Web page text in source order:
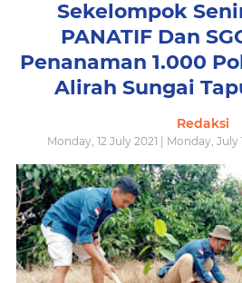
Sekelompok
PANATIF Dan
Penanaman 1.000
Alirah Sungai
Redaksi
Monday, 12 July 2021 | Monday, July